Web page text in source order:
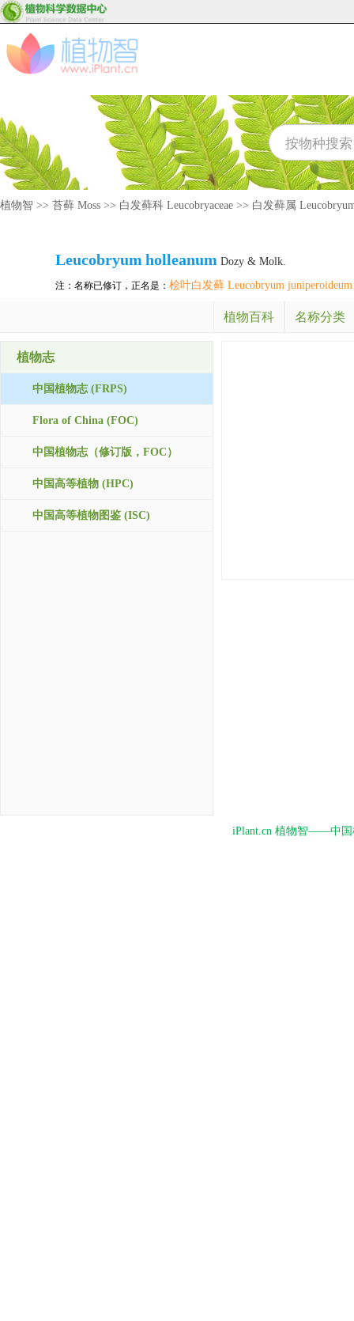
植物智 >> 苔藓 Moss >> 白发藓科 Leucobryaceae >> 白发藓属
Leucobryum holleanum Dozy & Molk.
注：名称已修订，正名是： 桧叶白发藓 Leucobryum juniperoideum
植物百科 名称分类
植物志
中国植物志 (FRPS)
Flora of China (FOC)
中国植物志（修订版，FOC）
中国高等植物 (HPC)
中国高等植物图鉴 (ISC)
iPlant.cn 植物智——中国